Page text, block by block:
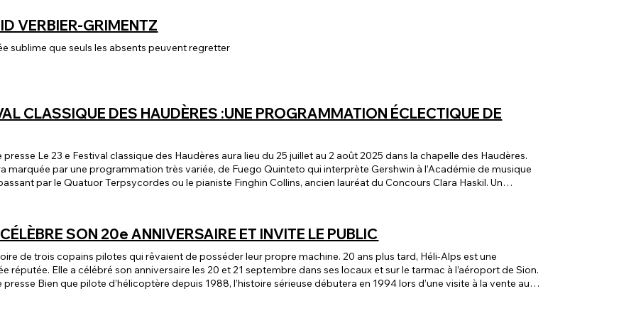
VERBIER-GRIMENTZ
sublime que seuls les absents peuvent regretter
CLASSIQUE DES HAUDÈRES :UNE PROGRAMMATION ÉCLECTIQUE DE
du 25 juillet au 2 août 2025 dans la chapelle des Haudères.
marquée par une programmation très variée, de Fuego Quinteto qui interprète Gershwin à l’Académie de musique
par le Quatuor Terpsycordes ou le pianiste Finghin Collins, ancien lauréat du Concours Clara Haskil. Un
offre un cadre idéal pour écouter la musique avec une intensité particulière, favorisée par la proximité des artistes.
De Monteverdi à Piazzolla, en passant par Gershwin, Debussy, Schubert ou Beethoven, les concerts feront
tango nuevo, musique de chambre et mélodies. Parmi les invités, l’ensemble Profeti della Quinta, le Concert
Chelsea Marilyn Zurflüh, le Fuego Quinteto, le duo Stark- Collins et le Quatuor Terpsycordes, fidèle au Festival.
avec l’extraordinaire octuor d’Enescu. Ces neuf jours de musique ne manqueront pas d’apporter aux
SON 20e ANNIVERSAIRE ET INVITE LE PUBLIC
de trois copains pilotes qui rêvaient de posséder leur propre machine. 20 ans plus tard, Héli-Alps est une
réputée. Elle a célébré son anniversaire les 20 et 21 septembre dans ses locaux et sur le tarmac à l’aéroport de Sion.
Bien que pilote d’hélicoptère depuis 1988, l’histoire sérieuse débutera en 1994 lors d’une visite à la vente aux